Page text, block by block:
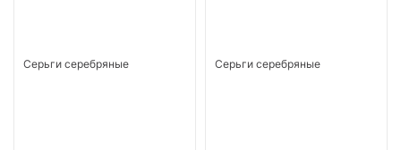
Серьги серебряные Серьги серебряные